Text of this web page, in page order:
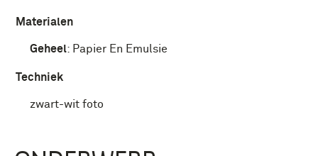
Materialen
Geheel: Papier En Emulsie
Techniek
zwart-wit foto